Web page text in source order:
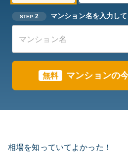
STEP 2 マンション名を入力し
無料 マンションの
相場を知っていてよかった！